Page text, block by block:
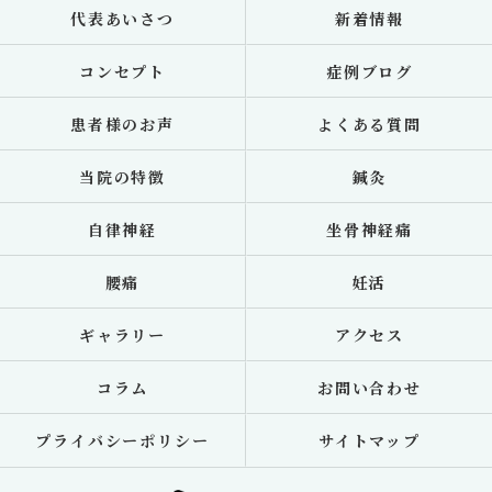
代表あいさつ 新着情報
コンセプト 症例ブログ
患者様のお声 よくある質問
当院の特徴 鍼灸
自律神経 坐骨神経痛
腰痛 妊活
ギャラリー アクセス
コラム お問い合わせ
プライバシーポリシー サイトマップ